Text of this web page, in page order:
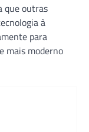
que outras
à
para
mais moderno